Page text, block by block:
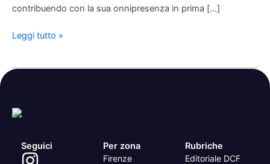
contribuendo con la sua onnipresenza in prima […]
Leggi tutto »
Seguici Per zona
Firenze
Rubriche
Editoriale DCF